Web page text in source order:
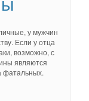
у мужчин
Если у отца
возможно, с
являются
фатальных.